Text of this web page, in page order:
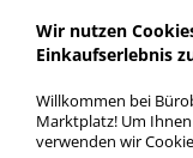
Wir nutzen
Einkaufserlebnis
Willkommen bei
Marktplatz! Um
verwenden wir